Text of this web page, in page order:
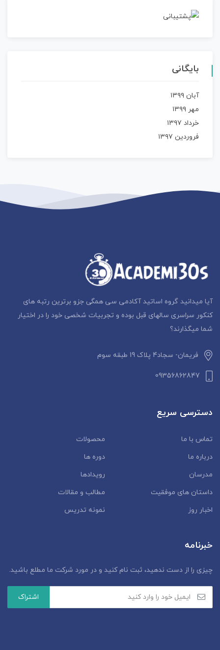
بایگانی
آبان ۱۳۹۹
مهر ۱۳۹۹
خرداد ۱۳۹۷
فروردین ۱۳۹۷
آیا میدانید گروه اساتید آکادمی سی همگی جزو برترین رتبه های
کنکور سراسری سالهای قبل بوده و تجربیات شخصی خود را در اختیار
شما میگذارند؟
فریمان- سجاد4 پلاک 19 طبقه سوم
09356862847
دسترسی سریع
تماس با ما
محصولات
درباره ما
دوره ها
مدرسان
رویدادها
داستان‌ های موفقیت
مطالب و مقالات
اخبار روز
نمونه تدریس
خبرنامه
چیزی را از دست ندهید، ثبت نام کنید و در مورد شرکت ما مطلع باشید.